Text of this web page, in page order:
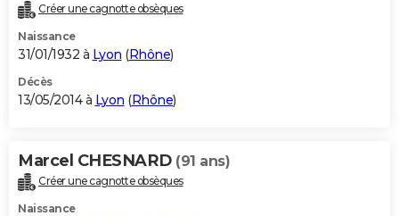
Créer une cagnotte obsèques
Naissance
31/01/1932 à Lyon (Rhône)
Décès
13/05/2014 à Lyon (Rhône)
Marcel CHESNARD (91 ans)
Créer une cagnotte obsèques
Naissance